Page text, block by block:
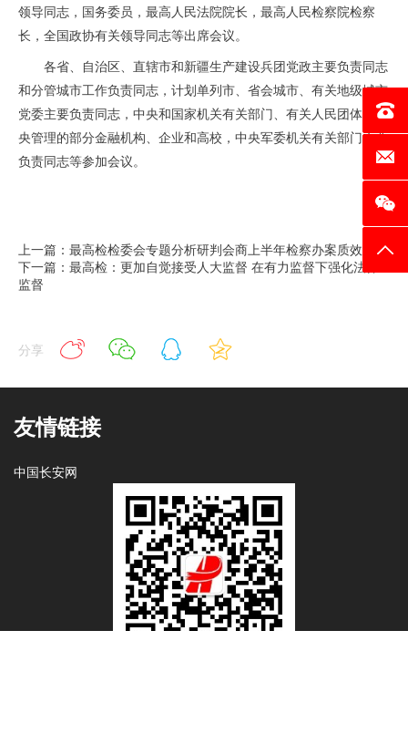
领导同志，国务委员，最高人民法院院长，最高人民检察院检察
长，全国政协有关领导同志等出席会议。
各省、自治区、直辖市和新疆生产建设兵团党政主要负责同志
和分管城市工作负责同志，计划单列市、省会城市、有关地级城市
党委主要负责同志，中央和国家机关有关部门、有关人民团体，中
央管理的部分金融机构、企业和高校，中央军委机关有关部门主要
负责同志等参加会议。
上一篇：最高检检委会专题分析研判会商上半年检察办案质效
下一篇：最高检：更加自觉接受人大监督 在有力监督下强化法律
监督
分享
友情链接
中国长安网
电话
邮箱
返回